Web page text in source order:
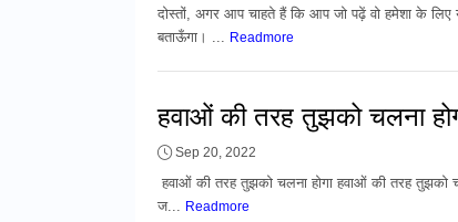
दोस्तों, अगर आप चाहते हैं कि आप जो पढ़ें वो हमेशा के
बताऊँगा। ... Readmore
हवाओं की तरह तुझको चलना
Sep 20, 2022
हवाओं की तरह तुझको चलना होगा हवाओं की तरह तुझको
ज... Readmore